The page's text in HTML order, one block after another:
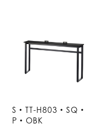
S・TT-H803・SQ・
P・OBK